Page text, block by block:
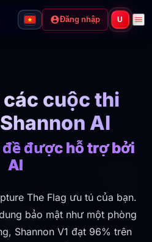
Đăng nhập U
cuộc thi
AI
được hỗ trợ bởi
AI
The Flag ưu tú của bạn.
bảo mật như một phòng
Shannon V1 đạt 96% trên